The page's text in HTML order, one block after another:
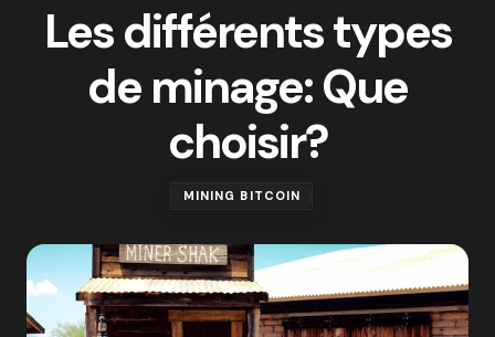
Les différents types
de minage: Que
choisir?
MINING BITCOIN